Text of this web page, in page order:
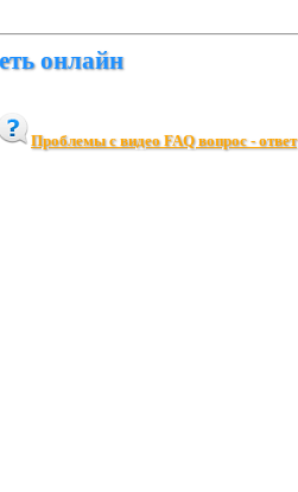
онлайн
Проблемы с видео FAQ вопрос - ответ